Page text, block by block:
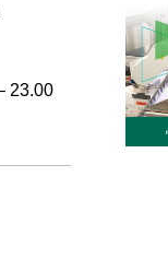
23.00